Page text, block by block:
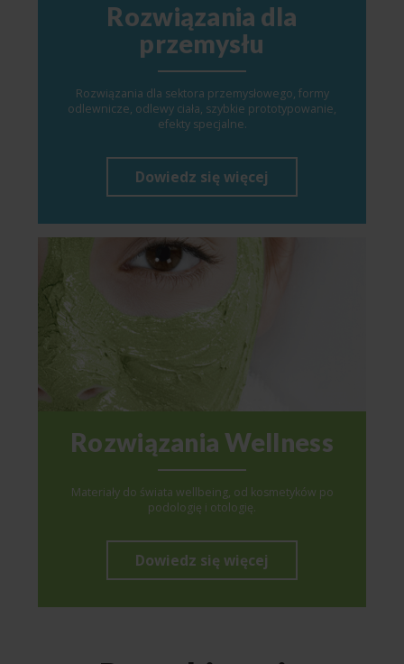
Rozwiązania dla
przemysłu
Rozwiązania dla sektora przemysłowego, formy
odlewnicze, odlewy ciała, szybkie prototypowanie,
efekty specjalne.
Dowiedz się więcej
Rozwiązania Wellness
Materiały do świata wellbeing, od kosmetyków po
podologię i otologię.
Dowiedz się więcej